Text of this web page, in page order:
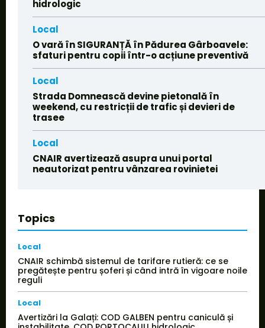
hidrologic
Local
O vară în SIGURANȚĂ în Pădurea Gârboavele:
sfaturi pentru copii într-o acțiune preventivă
Local
Strada Domnească devine pietonală în
weekend, cu restricții de trafic și devieri de
trasee
Local
CNAIR avertizează asupra unui portal
neautorizat pentru vânzarea rovinietei
Topics
Local
CNAIR schimbă sistemul de tarifare rutieră: ce se
pregătește pentru șoferi și când intră în vigoare noile
reguli
Local
Avertizări la Galați: COD GALBEN pentru caniculă și